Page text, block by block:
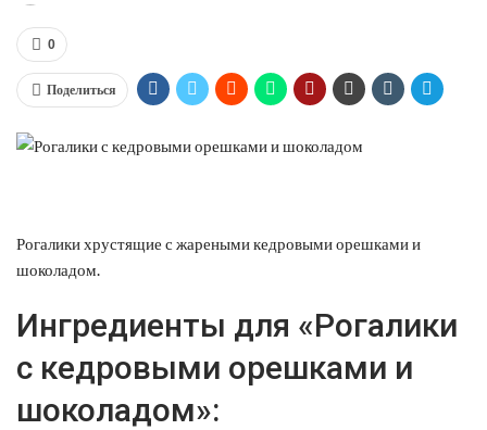
0
Поделиться
Рогалики хрустящие с жареными кедровыми орешками и
шоколадом.
Ингредиенты для «Рогалики
с кедровыми орешками и
шоколадом»: